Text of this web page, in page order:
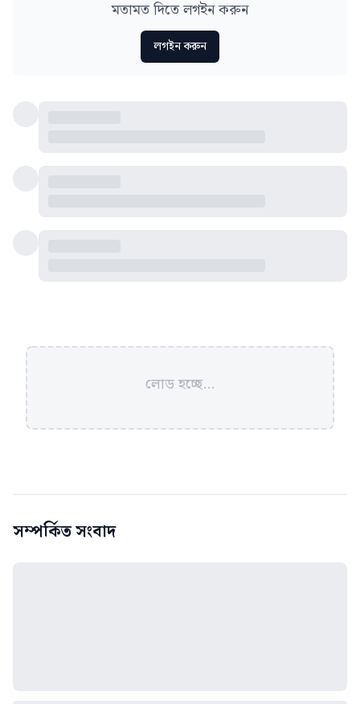
মতামত দিতে লগইন করুন
লগইন করুন
লোড হচ্ছে...
সম্পর্কিত সংবাদ